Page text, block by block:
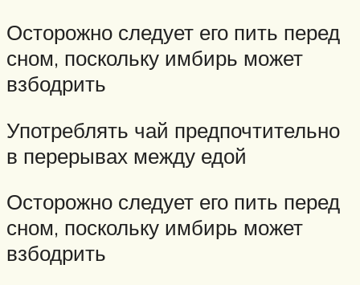
Осторожно следует его пить перед
сном, поскольку имбирь может
взбодрить
Употреблять чай предпочтительно
в перерывах между едой
Осторожно следует его пить перед
сном, поскольку имбирь может
взбодрить